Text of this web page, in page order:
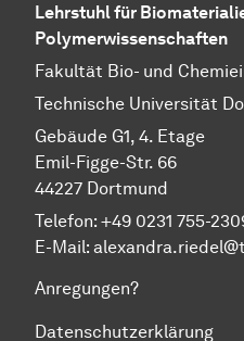
Lehrstuhl für
Polymerwissenschaften
Fakultät Bio- und
Technische Universität
Gebäude G1, 4. Etage
Emil-Figge-Str. 66
44227 Dortmund
Telefon: +49 0231 755-
E-Mail:
Anregungen?
Datenschutzerklärung